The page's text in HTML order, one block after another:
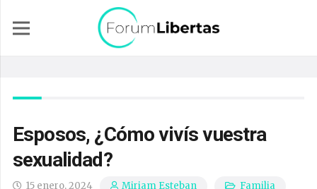
Esposos, ¿Cómo vivís vuestra
sexualidad?
15 enero, 2024 Miriam Esteban Familia